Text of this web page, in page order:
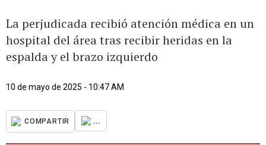
La perjudicada recibió atención médica en un
hospital del área tras recibir heridas en la
espalda y el brazo izquierdo
10 de mayo de 2025 - 10:47 AM
COMPARTIR ...